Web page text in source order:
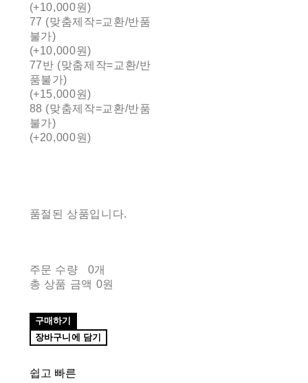
(+10,000원)
77 (맞춤제작=교환/반품
불가)
(+10,000원)
77반 (맞춤제작=교환/반
품불가)
(+15,000원)
88 (맞춤제작=교환/반품
불가)
(+20,000원)
품절된 상품입니다.
주문 수량
0개
총 상품 금액 0원
구매하기
장바구니에 담기
쉽고 빠른